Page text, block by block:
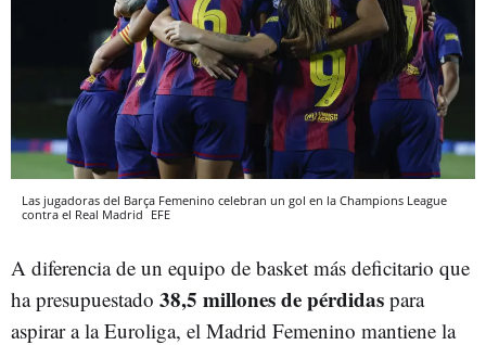
Las jugadoras del Barça Femenino celebran un gol en la Champions League
contra el Real Madrid EFE
A diferencia de un equipo de basket más deficitario que
ha presupuestado 38,5 millones de pérdidas para
aspirar a la Euroliga, el Madrid Femenino mantiene la